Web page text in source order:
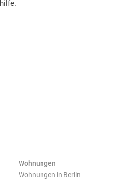
Wohnungen
Wohnungen in Berlin